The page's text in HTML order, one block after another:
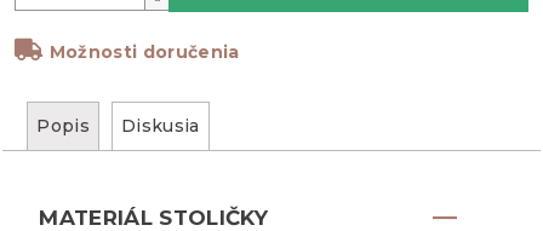
Možnosti doručenia
Popis Diskusia
MATERIÁL STOLIČKY